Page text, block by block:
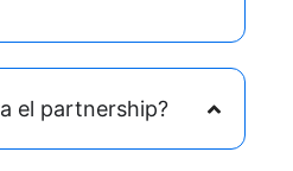
el partnership?